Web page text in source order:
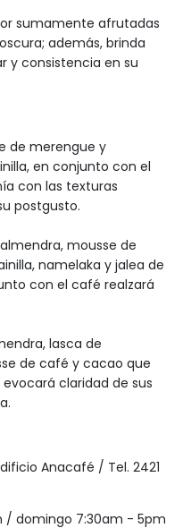
sumamente afrutadas
además, brinda
y consistencia en su
de merengue y
en conjunto con el
con las texturas
postgusto.
mousse de
namelaka y jalea de
con el café realzará
lasca de
de café y cacao que
claridad de sus
Anacafé / Tel. 2421
/ domingo 7:30am - 5pm